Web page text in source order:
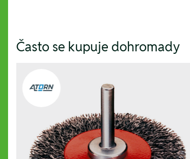
Často se kupuje dohromady